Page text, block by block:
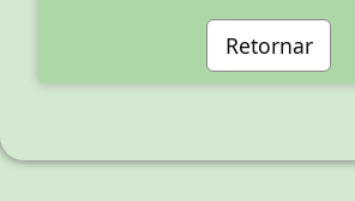
Retornar